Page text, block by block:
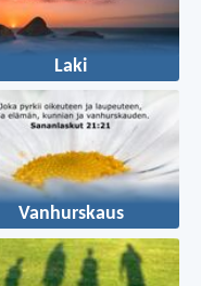
Laki
Vanhurskaus